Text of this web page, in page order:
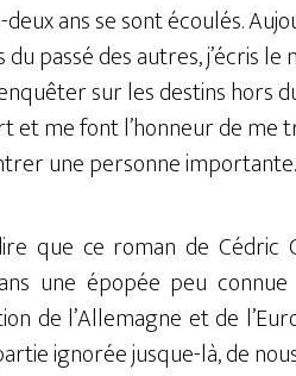
ans se sont écoulés.
passé des autres, j’écris
enquêter sur les destins hors
et me font l’honneur de me
une personne
que ce roman de Cédric
une épopée peu
de l’Allemagne et de
ignorée jusque-là, de